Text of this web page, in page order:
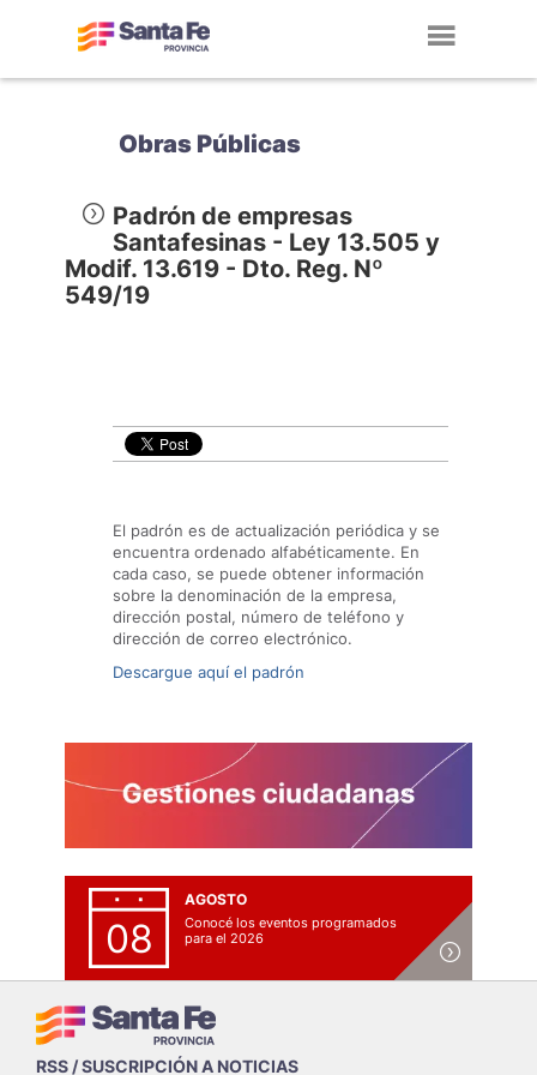
Obras Públicas
Padrón de empresas
Santafesinas - Ley 13.505 y
Modif. 13.619 - Dto. Reg. Nº
549/19
El padrón es de actualización periódica y se
encuentra ordenado alfabéticamente. En
cada caso, se puede obtener información
sobre la denominación de la empresa,
dirección postal, número de teléfono y
dirección de correo electrónico.
Descargue aquí el padrón
08
AGOSTO
Conocé los eventos programados
para el 2026
RSS / SUSCRIPCIÓN A NOTICIAS